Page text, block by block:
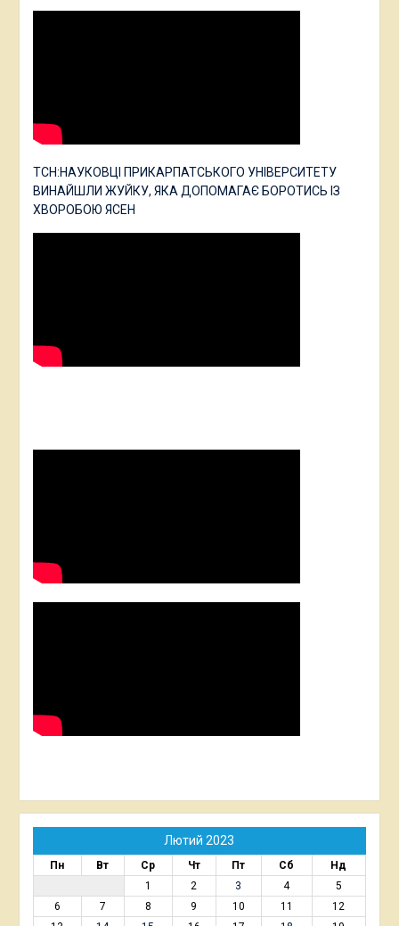
ТСН:НАУКОВЦІ ПРИКАРПАТСЬКОГО УНІВЕРСИТЕТУ
ВИНАЙШЛИ ЖУЙКУ, ЯКА ДОПОМАГАЄ БОРОТИСЬ ІЗ
ХВОРОБОЮ ЯСЕН
Лютий 2023
Пн Вт Ср Чт Пт Сб
Нд
1
2 3 4
5
6
7 8 9 10 11
12